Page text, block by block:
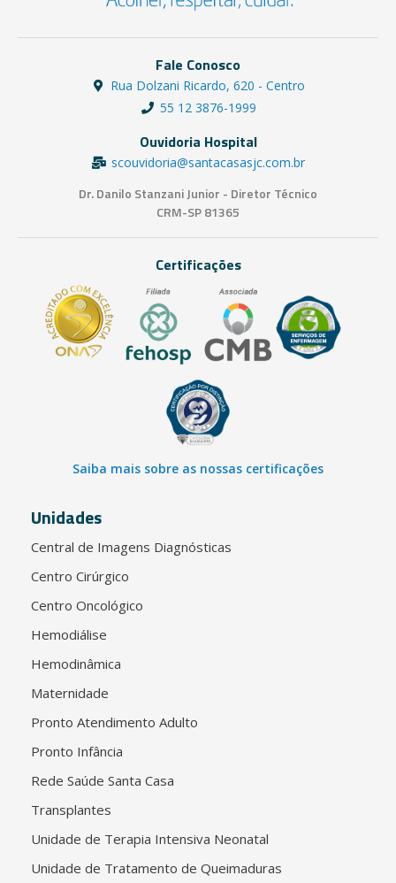
Fale Conosco
Rua Dolzani Ricardo, 620 - Centro
55 12 3876-1999
Ouvidoria Hospital
scouvidoria@santacasasjc.com.br
Dr. Danilo Stanzani Junior - Diretor Técnico
CRM-SP 81365
Certificações
Saiba mais sobre as nossas certificações
Unidades
Central de Imagens Diagnósticas
Centro Cirúrgico
Centro Oncológico
Hemodiálise
Hemodinâmica
Maternidade
Pronto Atendimento Adulto
Pronto Infância
Rede Saúde Santa Casa
Transplantes
Unidade de Terapia Intensiva Neonatal
Unidade de Tratamento de Queimaduras